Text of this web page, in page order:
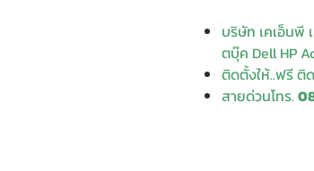
บริษัท เคเอ็นพี
ตบุ๊ค Dell HP
ติดตั้งให้..ฟรี ติ
สายด่วนโทร.